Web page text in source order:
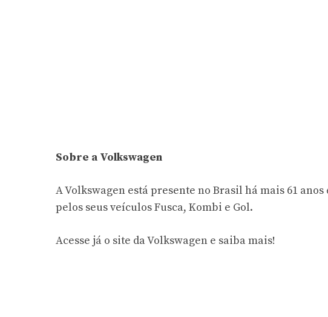
Sobre a Volkswagen
A Volkswagen está presente no Brasil há mais 61
pelos seus veículos Fusca, Kombi e Gol.
Acesse já o site da Volkswagen e saiba mais!